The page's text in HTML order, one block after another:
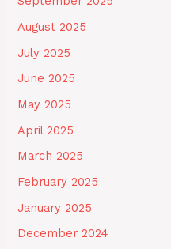
August 2025
July 2025
June 2025
May 2025
April 2025
March 2025
February 2025
January 2025
December 2024